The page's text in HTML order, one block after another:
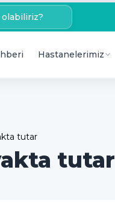
olabiliriz?
Hastanelerimiz
tutar
tutar